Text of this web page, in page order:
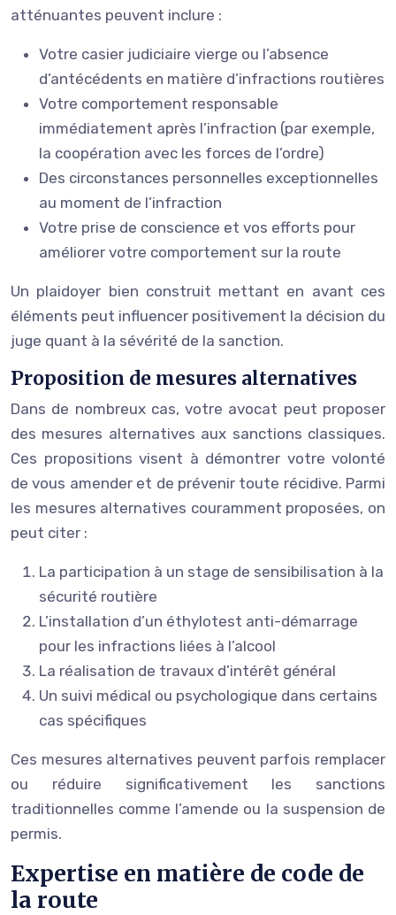
atténuantes peuvent inclure :
Votre casier judiciaire vierge ou l’absence
d’antécédents en matière d’infractions routières
Votre comportement responsable
immédiatement après l’infraction (par exemple,
la coopération avec les forces de l’ordre)
Des circonstances personnelles exceptionnelles
au moment de l’infraction
Votre prise de conscience et vos efforts pour
améliorer votre comportement sur la route
Un plaidoyer bien construit mettant en avant ces
éléments peut influencer positivement la décision du
juge quant à la sévérité de la sanction.
Proposition de mesures alternatives
Dans de nombreux cas, votre avocat peut proposer
des mesures alternatives aux sanctions classiques.
Ces propositions visent à démontrer votre volonté
de vous amender et de prévenir toute récidive. Parmi
les mesures alternatives couramment proposées, on
peut citer :
La participation à un stage de sensibilisation à la
sécurité routière
L’installation d’un éthylotest anti-démarrage
pour les infractions liées à l’alcool
La réalisation de travaux d’intérêt général
Un suivi médical ou psychologique dans certains
cas spécifiques
Ces mesures alternatives peuvent parfois remplacer
ou réduire significativement les sanctions
traditionnelles comme l’amende ou la suspension de
permis.
Expertise en matière de code de
la route